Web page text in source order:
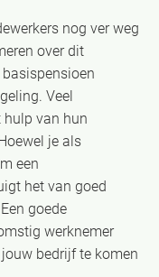
nog ver weg
over dit
Veel
hulp van hun
je als
een
het van goed
goede
werknemer
bedrijf te komen